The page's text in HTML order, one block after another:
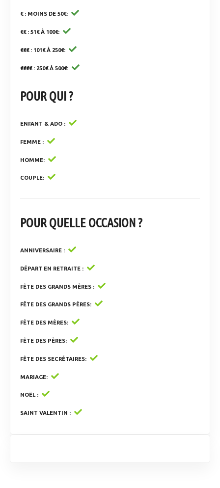
€ : MOINS DE 50€
€€ : 51€ À 100€
€€€ : 101€ À 250€
€€€€ : 250€ À 500€
POUR QUI ?
ENFANT & ADO
FEMME
HOMME
COUPLE
POUR QUELLE OCCASION ?
ANNIVERSAIRE
DÉPART EN RETRAITE
FÊTE DES GRANDS MÈRES
FÊTE DES GRANDS PÈRES
FÊTE DES MÈRES
FÊTE DES PÈRES
FÊTE DES SECRÉTAIRES
MARIAGE
NOËL
SAINT VALENTIN